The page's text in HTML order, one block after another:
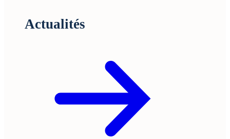
Actualités